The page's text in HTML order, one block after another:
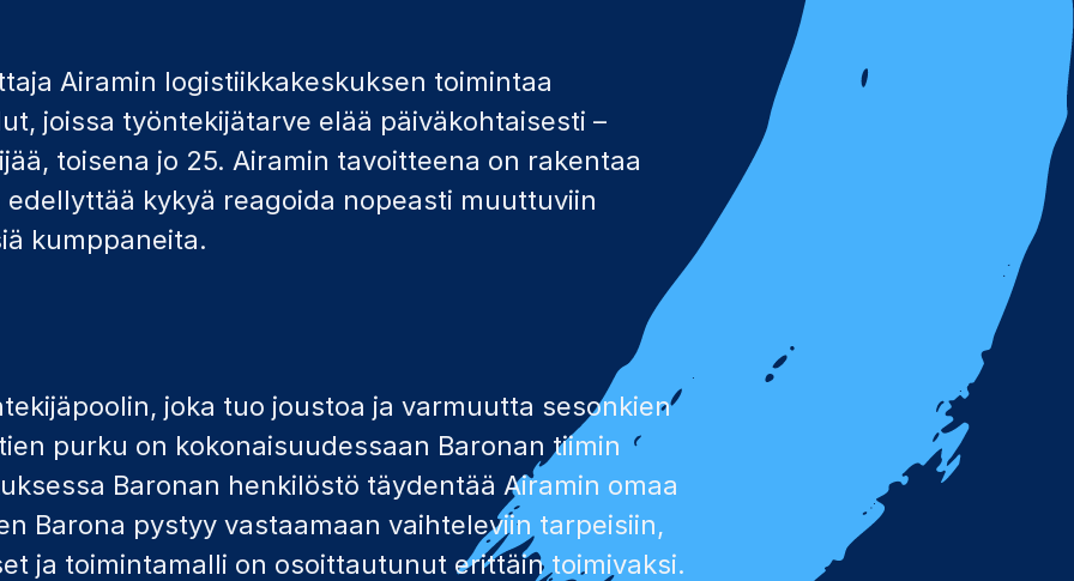
Airamin logistiikkakeskuksen toimintaa
joissa työntekijätarve elää päiväkohtaisesti –
toisena jo 25. Airamin tavoitteena on rakentaa
kykyä reagoida nopeasti muuttuviin
kumppaneita.
joka tuo joustoa ja varmuutta sesonkien
purku on kokonaisuudessaan Baronan tiimin
Baronan henkilöstö täydentää Airamin omaa
Barona pystyy vastaamaan vaihteleviin tarpeisiin,
ja toimintamalli on osoittautunut erittäin toimivaksi.